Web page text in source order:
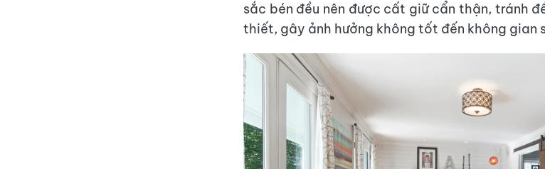
sắc bén đều nên được cất giữ cẩn thận, tránh
thiết, gây ảnh hưởng không tốt đến không gian